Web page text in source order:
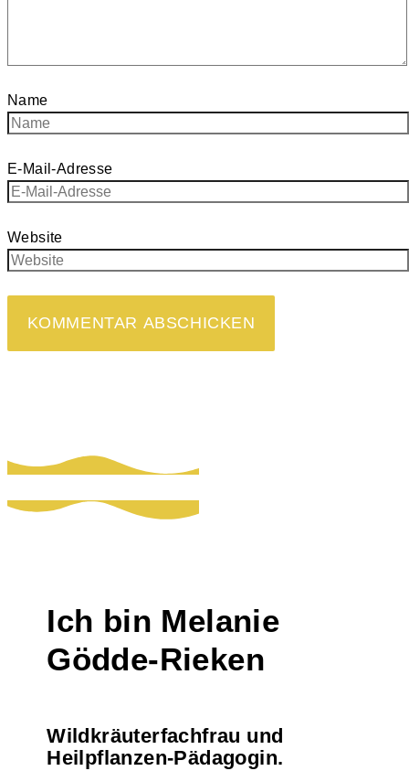
Name
E-Mail-Adresse
Website
Ich bin Melanie
Gödde-Rieken
Wildkräuterfachfrau und
Heilpflanzen-Pädagogin.